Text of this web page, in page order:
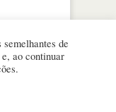
reservados.
de
e, ao continuar